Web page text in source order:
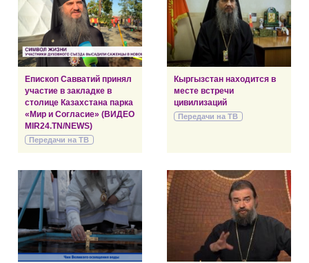
Епископ Савватий принял
участие в закладке в
столице Казахстана парка
«Мир и Согласие» (ВИДЕО
MIR24.TN/NEWS)
Передачи на ТВ
Кыргызстан находится в
месте встречи
цивилизаций
Передачи на ТВ